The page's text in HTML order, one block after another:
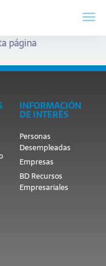
página
INFORMACIÓN
DE INTERÉS
Personas
Desempleadas
Empresas
BD Recursos
Empresariales